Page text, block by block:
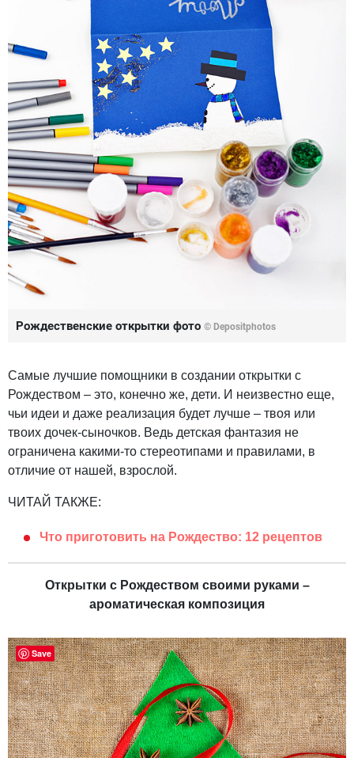
Рождественские открытки фото © Depositphotos
Самые лучшие помощники в создании открытки с
Рождеством – это, конечно же, дети. И неизвестно еще,
чьи идеи и даже реализация будет лучше – твоя или
твоих дочек-сыночков. Ведь детская фантазия не
ограничена какими-то стереотипами и правилами, в
отличие от нашей, взрослой.
ЧИТАЙ ТАКЖЕ:
Что приготовить на Рождество: 12 рецептов
Открытки с Рождеством своими руками –
ароматическая композиция
Save